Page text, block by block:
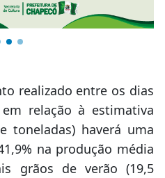
realizado entre os dias
relação à estimativa
toneladas) haverá uma
na produção média
grãos de verão (19,5